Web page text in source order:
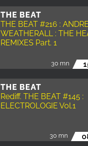
THE BEAT
THE BEAT #216 :
WEATHERALL : THE
REMIXES Part. 1
30 mn
THE BEAT
Rediff. THE BEAT #145 :
ELECTROLOGIE Vol.1
30 mn